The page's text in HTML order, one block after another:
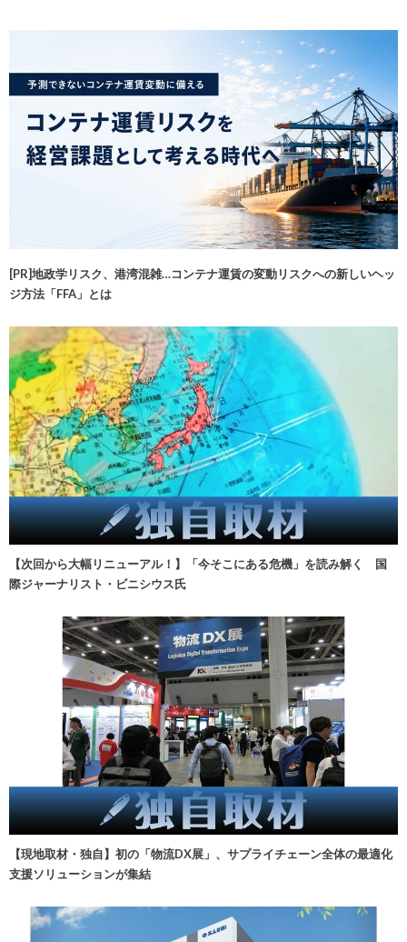
[PR]地政学リスク、港湾混雑…コンテナ運賃の変動リスクへの新しいヘッ
ジ方法「FFA」とは
【次回から大幅リニューアル！】「今そこにある危機」を読み解く 国
際ジャーナリスト・ビニシウス氏
【現地取材・独自】初の「物流DX展」、サプライチェーン全体の最適化
支援ソリューションが集結